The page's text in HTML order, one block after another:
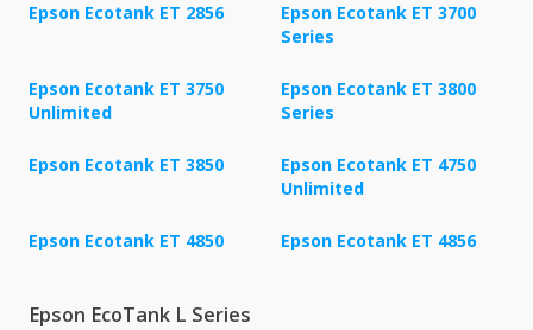
Epson Ecotank ET 2856
Epson Ecotank ET 3700
Series
Epson Ecotank ET 3750
Unlimited
Epson Ecotank ET 3800
Series
Epson Ecotank ET 3850
Epson Ecotank ET 4750
Unlimited
Epson Ecotank ET 4850 Epson Ecotank ET 4856
Epson EcoTank L Series